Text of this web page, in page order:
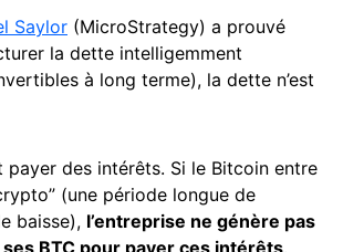
Saylor (MicroStrategy) a prouvé
la dette intelligemment
à long terme), la dette n’est
payer des intérêts. Si le Bitcoin entre
(une période longue de
baisse), l’entreprise ne génère pas